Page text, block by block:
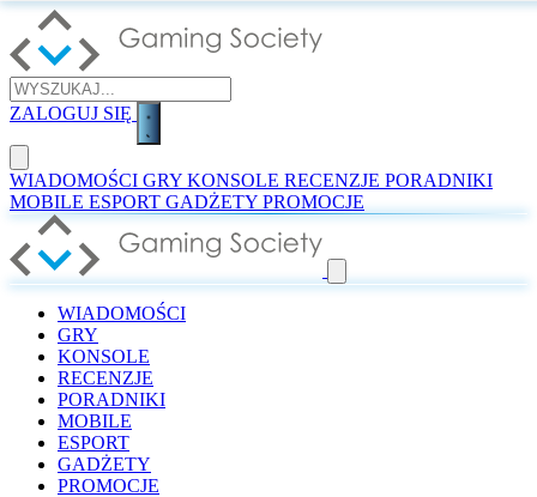
ZALOGUJ SIĘ
WIADOMOŚCI GRY KONSOLE RECENZJE PORADNIKI
MOBILE ESPORT GADŻETY PROMOCJE
WIADOMOŚCI
GRY
KONSOLE
RECENZJE
PORADNIKI
MOBILE
ESPORT
GADŻETY
PROMOCJE